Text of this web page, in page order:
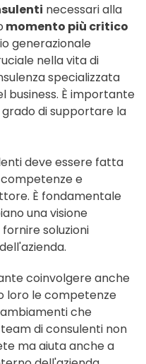
necessari alla
momento più critico
generazionale
nella vita di
specializzata
business. È importante
di supportare la
deve essere fatta
e
È fondamentale
una visione
soluzioni
coinvolgere anche
loro le competenze
che
di consulenti non
ma aiuta anche a